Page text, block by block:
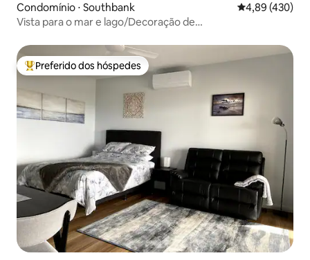
Condomínio ⋅ Southbank 4,89 de uma
4,89 (430)
Vista para o mar e lago/Decoração de
Entre os melhores preferidos dos hóspedes
Preferido dos hóspedes